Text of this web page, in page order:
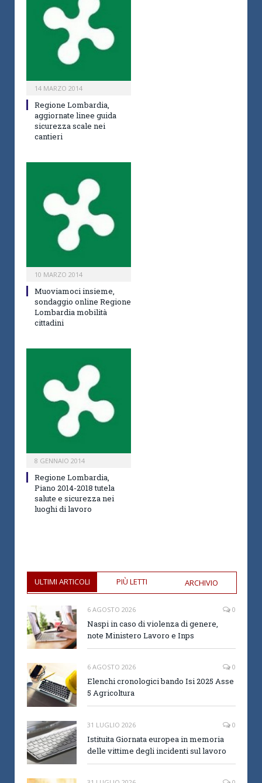
14 MARZO 2014
Regione Lombardia,
aggiornate linee guida
sicurezza scale nei
cantieri
10 MARZO 2014
Muoviamoci insieme,
sondaggio online Regione
Lombardia mobilità
cittadini
8 GENNAIO 2014
Regione Lombardia,
Piano 2014-2018 tutela
salute e sicurezza nei
luoghi di lavoro
ULTIMI ARTICOLI PIÙ LETTI ARCHIVIO
6 AGOSTO 2026 0
Naspi in caso di violenza di genere,
note Ministero Lavoro e Inps
6 AGOSTO 2026 0
Elenchi cronologici bando Isi 2025 Asse
5 Agricoltura
31 LUGLIO 2026 0
Istituita Giornata europea in memoria
delle vittime degli incidenti sul lavoro